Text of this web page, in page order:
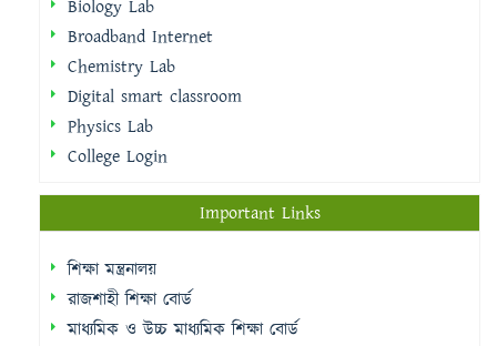
Biology Lab
Broadband Internet
Chemistry Lab
Digital smart classroom
Physics Lab
College Login
Important Links
শিক্ষা মন্ত্রনালয়
রাজশাহী শিক্ষা বোর্ড
মাধ্যমিক ও উচ্চ মাধ্যমিক শিক্ষা বোর্ড